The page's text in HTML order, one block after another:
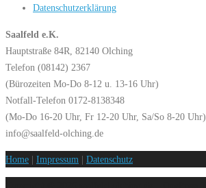
Datenschutzerklärung
Saalfeld e.K.
Hauptstraße 84R, 82140 Olching
Telefon (08142) 2367
(Bürozeiten Mo-Do 8-12 u. 13-16 Uhr)
Notfall-Telefon 0172-8138348
(Mo-Do 16-20 Uhr, Fr 12-20 Uhr, Sa/So 8-20 Uhr)
info@saalfeld-olching.de
Home | Impressum | Datenschutz